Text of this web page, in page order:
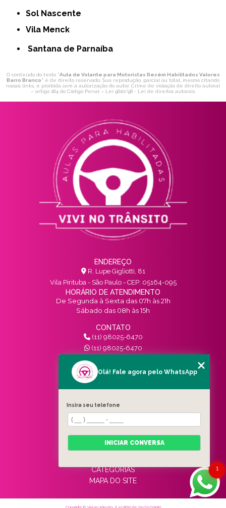
Sol Nascente
Vila Menck
Santana de Parnaíba
O conteúdo do texto "Aula de Volante para Motoristas Recém Habilitados Valores
Barro Branco" é de direito reservado. Sua reprodução, parcial ou total, mesmo citando
nossos links, é proibida sem a autorização do autor. Crime de violação de direito autoral
– artigo 184 do Código Penal – Lei 9610/98 - Lei de direitos autorais.
ENDEREÇO
R. Lupe Gigliotti, 81
Vila Pirituba - São Paulo - CEP: 05164-095
HORÁRIO DE ATENDIMENTO
De Segunda à Sexta das 07h às 21h
Sábado das 08h às 15h
CONTATO
(11) 98025-6470
(11) 98025-6470
contato@vivinotransito.com.br
SIGA-NOS!
MENU
HOME
QUEM SOMOS
SERVIÇOS
BLOG
CATEGORIAS
MAPA DO SITE
Copyright © Vivi no trânsito. (Lei 9610 de 19/02/1998)
1
Olá! Fale agora pelo WhatsApp
Insira seu telefone
INICIAR CONVERSA